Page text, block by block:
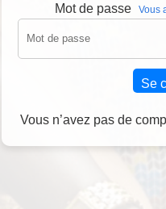
Mot de passe Vous
Se
Vous n’avez pas de